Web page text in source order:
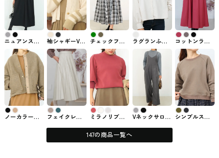
ニュアンスス
リーブワンピ
ース 147
ichi_yon_nana
袖シャギーVネ
ックカーディ
ガン 147
ichi_yon_nana
チェックフレ
アスカート
ichi_yon_nana
ラグランふん
わりショート
ブラウス 147
ichi_yon_nana
コットンライ
クフレアスカ
ート 147
ichi_yon_nana
ノーカラーラ
イトジャケッ
フェイクレザ
ープリーツラ
イクスカート
ミラノリブタ
ックスリーブ
ニット 147
ichi_yon_nana
Vネックサロペ
ットパンツ
147
シンプルスウ
ェット 147
147の商品一覧へ